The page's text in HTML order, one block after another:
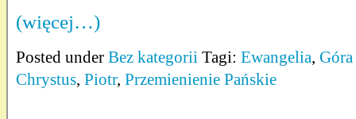
(więcej…)
Posted under Bez kategorii Tagi: Ewangelia,
Chrystus, Piotr, Przemienienie Pańskie